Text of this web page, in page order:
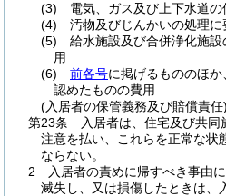
(3)
電気、ガス及び上下水道の
(4)
汚物及びじんかいの処理に
(5)
給水施設及び合併浄化施
用
(6)
前各号に掲げるもののほ
認めたものの費用
(入居者の保管義務及び賠償責任)
第23条
入居者は、住宅及び共
注意を払い、これらを正常な状
ならない。
2
入居者の責めに帰すべき事由
滅失し、又は損傷したときは、